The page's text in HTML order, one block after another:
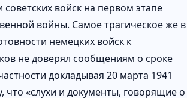
войск на первом этапе
войны. Самое трагическое же в
немецких войск к
не доверял сообщениям о сроке
докладывая 20 марта 1941
что «слухи и документы, говорящие о